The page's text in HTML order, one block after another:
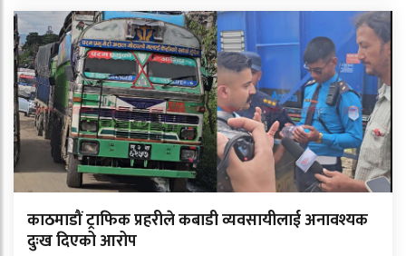
काठमाडौं ट्राफिक प्रहरीले कबाडी व्यवसायीलाई अनावश्यक
दुःख दिएको आरोप